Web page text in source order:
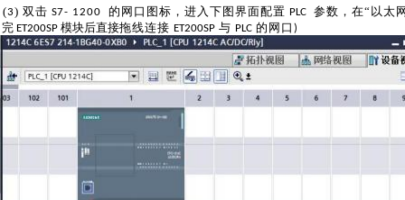
(3) 双击 S7- 1200 的网口图标，进入下图界面配置 PLC 参数，在“以太
完 ET200SP 模块后直接拖线连接 ET200SP 与 PLC 的网口 )